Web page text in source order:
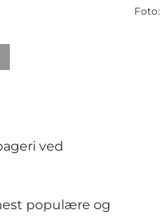
Foto:
ved
populære og